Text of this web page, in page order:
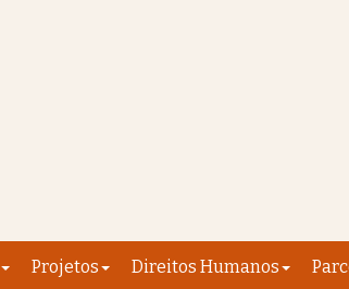
Projetos Direitos Humanos